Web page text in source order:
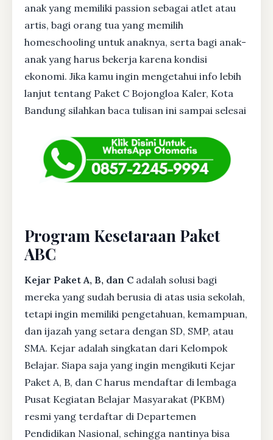
anak yang memiliki passion sebagai atlet atau
artis, bagi orang tua yang memilih
homeschooling untuk anaknya, serta bagi anak-
anak yang harus bekerja karena kondisi
ekonomi. Jika kamu ingin mengetahui info lebih
lanjut tentang Paket C Bojongloa Kaler, Kota
Bandung silahkan baca tulisan ini sampai selesai
Program Kesetaraan Paket
ABC
Kejar Paket A, B, dan C adalah solusi bagi
mereka yang sudah berusia di atas usia sekolah,
tetapi ingin memiliki pengetahuan, kemampuan,
dan ijazah yang setara dengan SD, SMP, atau
SMA. Kejar adalah singkatan dari Kelompok
Belajar. Siapa saja yang ingin mengikuti Kejar
Paket A, B, dan C harus mendaftar di lembaga
Pusat Kegiatan Belajar Masyarakat (PKBM)
resmi yang terdaftar di Departemen
Pendidikan Nasional, sehingga nantinya bisa